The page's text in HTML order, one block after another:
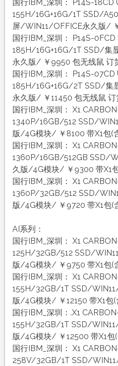
国行IBM_深圳： P14S-18CD
155H/16G+16G/1T SSD/
屏/WIN11/OFFICE永久版/
国行IBM_深圳： P14S-
185H/16G+16G/1T SSD/集
永久版/ ￥9950 包无线鼠 订
国行IBM_深圳： P14S-07CD
185H/16G+16G/2T SSD/
永久版/ ￥11450 包无线鼠 订
国行IBM_深圳： X1
1340P/16GB/512 SSD/
版/4G模块/ ￥8100 带X1包(
国行IBM_深圳： X1
1360P/16GB/512GB SSD/
久版/4G模块/ ￥9300 带X1
国行IBM_深圳： X1
1360P/32GB/512 SSD/
版/4G模块/ ￥9720 带X1包(
AI系列：
国行IBM_深圳： X1
125H/32GB/512 SSD/
版/4G模块/ ￥9750 带X1包(
国行IBM_深圳： X1
155H/32GB/1T SSD/
版/4G模块/ ￥12150 带X1包
国行IBM_深圳：.X1
155H/32GB/1T SSD/
版/4G模块/ ￥12500 带X1包
国行IBM_深圳： X1
258V/32GB/1T SSD/